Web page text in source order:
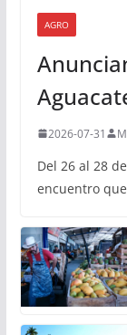
AGRO
2026-07-31
Del 26 al 28
encuentro